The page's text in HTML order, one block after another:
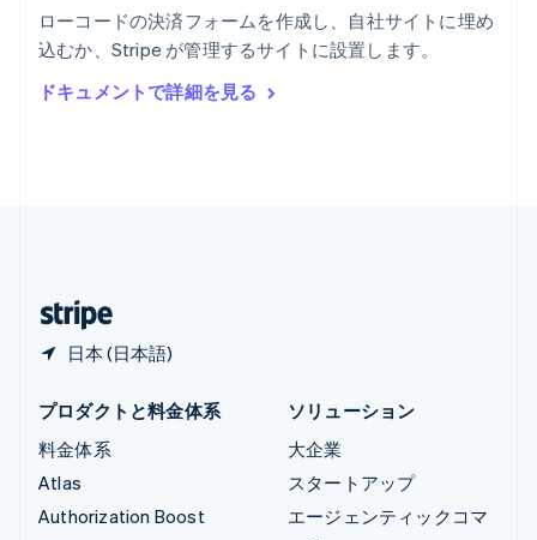
ローコードの決済フォームを作成し、自社サイトに埋め
込むか、Stripe が管理するサイトに設置します。
ドキュメントで詳細を見る
日本 (日本語)
リヒテンシュタイン
DeutschEnglish
ルーマニア
English
プロダクトと料金体系
料金体系
Atlas
Authorization Boost
ソリューション
大企業
スタートアップ
エージェンティックコマ